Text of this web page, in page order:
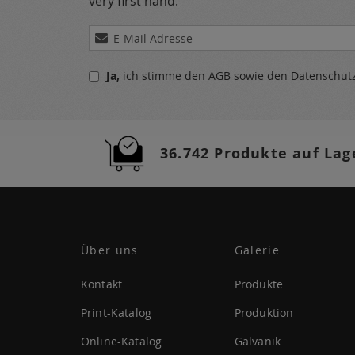
Melden
Sie
für Ja, ich stimme den AGB sowie den
36.742 Produkte auf
Über uns
Kontakt
Print-Katalog
Online-Katalog
Galerie
Produkte
Produktion
Galvanik